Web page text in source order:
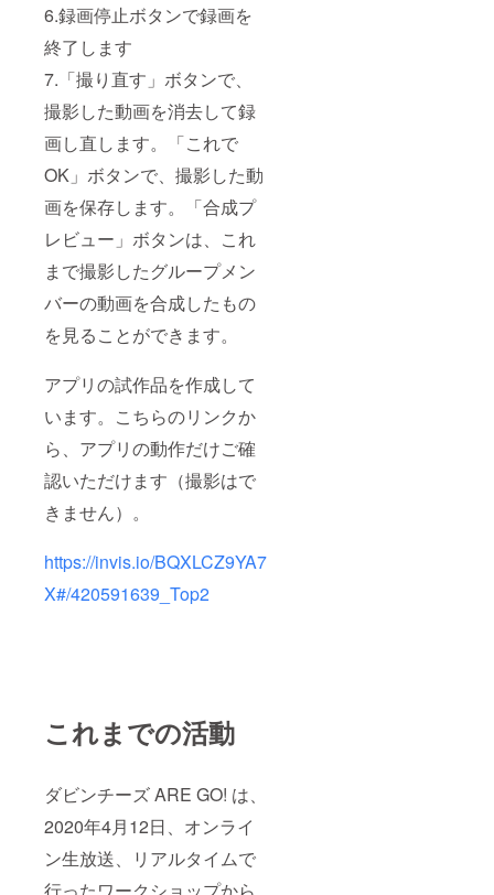
6.録画停止ボタンで録画を
終了します
7.「撮り直す」ボタンで、
撮影した動画を消去して録
画し直します。「これで
OK」ボタンで、撮影した動
画を保存します。「合成プ
レビュー」ボタンは、これ
まで撮影したグループメン
バーの動画を合成したもの
を見ることができます。
アプリの試作品を作成して
います。こちらのリンクか
ら、アプリの動作だけご確
認いただけます（撮影はで
きません）。
https://invis.io/BQXLCZ9YA7
X#/420591639_Top2
これまでの活動
ダビンチーズ ARE GO! は、
2020年4月12日、オンライ
ン生放送、リアルタイムで
行ったワークショップから